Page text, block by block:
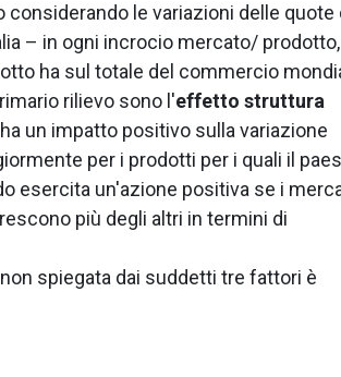
considerando le variazioni delle quote
– in ogni incrocio mercato/ prodotto,
ha sul totale del commercio
rilievo sono l'effetto struttura
un impatto positivo sulla variazione
per i prodotti per i quali il
esercita un'azione positiva se i
più degli altri in termini di
spiegata dai suddetti tre fattori è